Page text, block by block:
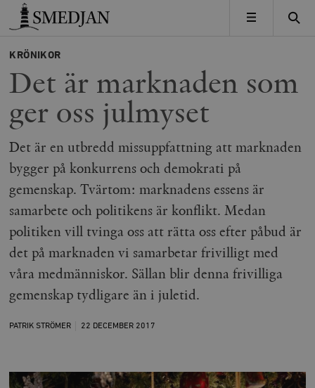
Timbro
MENY
KRÖNIKOR
Det är marknaden som
ger oss julmyset
Det är en utbredd missuppfattning att marknaden
bygger på konkurrens och demokrati på
gemenskap. Tvärtom: marknadens essens är
samarbete och politikens är konflikt. Medan
politiken vill tvinga oss att rätta oss efter påbud är
det på marknaden vi samarbetar frivilligt med
våra medmänniskor. Sällan blir denna frivilliga
gemenskap tydligare än i juletid.
PATRIK STRÖMER 22 DECEMBER 2017